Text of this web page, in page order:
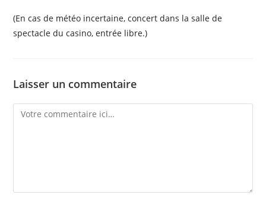
(En cas de météo incertaine, concert dans la salle de
spectacle du casino, entrée libre.)
Laisser un commentaire